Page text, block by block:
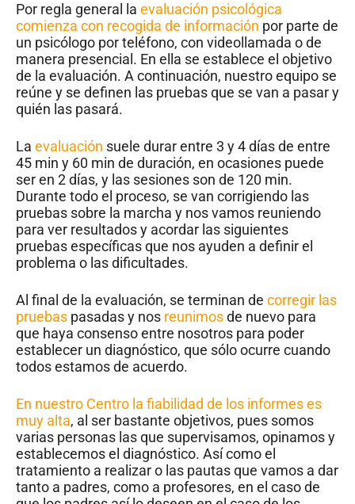
Por regla general la evaluación psicológica
comienza con recogida de información por parte de
un psicólogo por teléfono, con videollamada o de
manera presencial. En ella se establece el objetivo
de la evaluación. A continuación, nuestro equipo se
reúne y se definen las pruebas que se van a pasar y
quién las pasará.
La evaluación suele durar entre 3 y 4 días de entre
45 min y 60 min de duración, en ocasiones puede
ser en 2 días, y las sesiones son de 120 min.
Durante todo el proceso, se van corrigiendo las
pruebas sobre la marcha y nos vamos reuniendo
para ver resultados y acordar las siguientes
pruebas específicas que nos ayuden a definir el
problema o las dificultades.
Al final de la evaluación, se terminan de corregir las
pruebas pasadas y nos reunimosde nuevo para
que haya consenso entre nosotros para poder
establecer un diagnóstico, que sólo ocurre cuando
todos estamos de acuerdo.
En nuestro Centro la fiabilidad de los informes es
muy alta, al ser bastante objetivos, pues somos
varias personas las que supervisamos, opinamos y
establecemos el diagnóstico. Así como el
tratamiento a realizar o las pautas que vamos a dar
tanto a padres, como a profesores, en el caso de